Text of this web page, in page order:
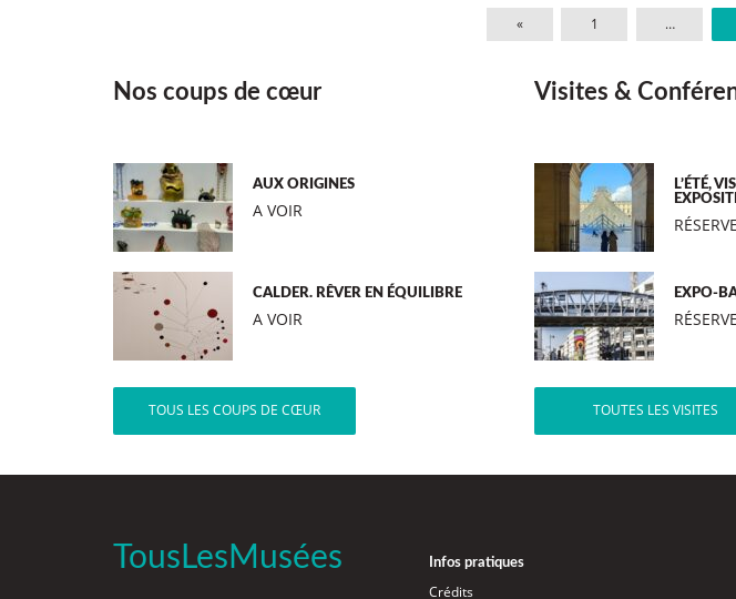
« 1 …
Nos coups de cœur
AUX ORIGINES
A VOIR
CALDER. RÊVER EN ÉQUILIBRE
A VOIR
TOUS LES COUPS DE CŒUR
Visites &
L’ÉTÉ,
EXPO-
TOUTES LES VISITES
TousLesMusées Infos pratiques
Crédits